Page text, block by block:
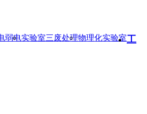
弱电实验室三废处理物理化实验室工